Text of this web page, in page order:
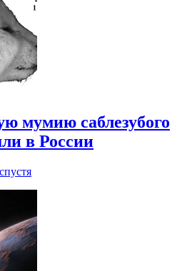
мумию саблезубого
в России